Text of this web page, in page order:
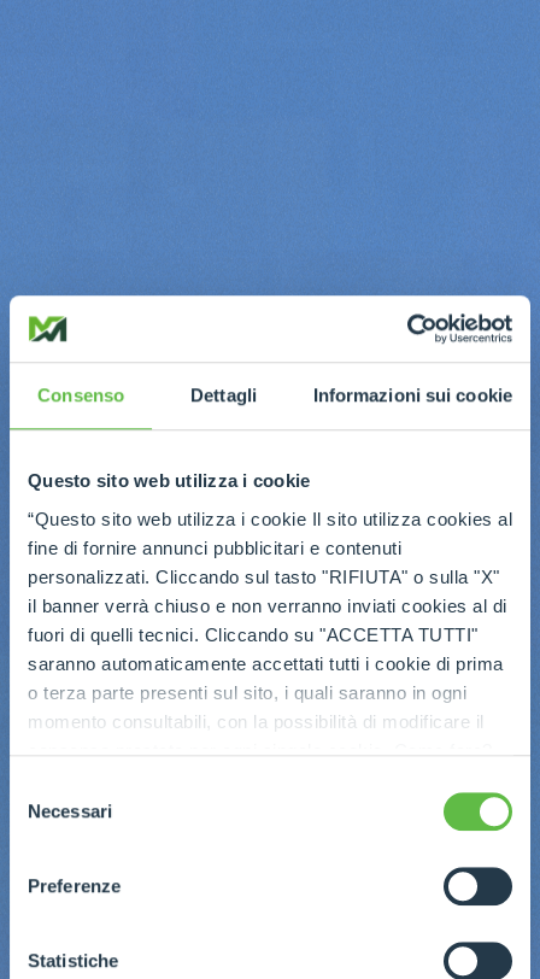
Consenso Dettagli Informazioni sui cookie
Questo sito web utilizza i cookie
“Questo sito web utilizza i cookie Il sito utilizza cookies al
fine di fornire annunci pubblicitari e contenuti
personalizzati. Cliccando sul tasto "RIFIUTA" o sulla "X"
il banner verrà chiuso e non verranno inviati cookies al di
fuori di quelli tecnici. Cliccando su "ACCETTA TUTTI"
saranno automaticamente accettati tutti i cookie di prima
o terza parte presenti sul sito, i quali saranno in ogni
momento consultabili, con la possibilità di modificare il
ogni pagina, selezionare "Modifichi il suo consenso" e
dell'informativa completa nel footer presente in ogni
pagina. Per esercitare i diritti riconosciuti all'interessato ai
GDPR abbiamo predisposto una
apposita procedura.
delNecessari
Preferenze
Statistiche